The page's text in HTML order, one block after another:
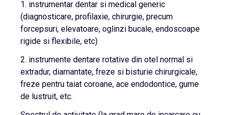
1. instrumentar dentar si medical generic
(diagnosticare, profilaxie, chirurgie, precum
forcepsuri, elevatoare, oglinzi bucale, endoscoape
rigide si flexibile, etc)
2. instrumente dentare rotative din otel normal si
extradur, diamantate, freze si bisturie chirurgicale,
freze pentru taiat coroane, ace endodontice, gume
de lustruit, etc.